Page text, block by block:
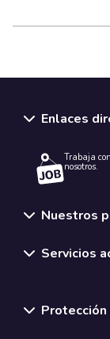
Enlaces
Trabaja con
nosotros.
Nuestros
Servicios